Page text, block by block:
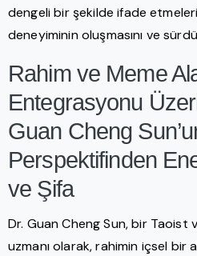
dengeli bir şekilde ifade etmeleri,
deneyiminin oluşmasını ve
Rahim ve Meme
Entegrasyonu
Guan Cheng
Perspektifinden
ve Şifa
Dr. Guan Cheng Sun, bir Taoist
uzmanı olarak, rahimin içsel bir